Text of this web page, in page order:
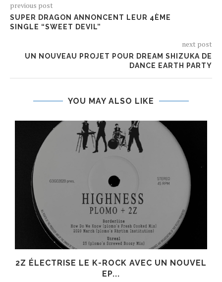
previous post
SUPER DRAGON ANNONCENT LEUR 4ÈME
SINGLE “SWEET DEVIL”
next post
UN NOUVEAU PROJET POUR DREAM SHIZUKA DE
DANCE EARTH PARTY
YOU MAY ALSO LIKE
2Z ÉLECTRISE LE K-ROCK AVEC UN NOUVEL
EP...